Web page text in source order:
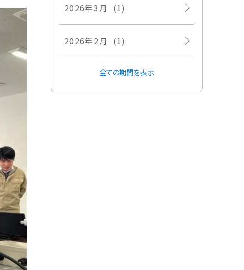
2026年3月 (1)
2026年2月 (1)
全ての期間を表示